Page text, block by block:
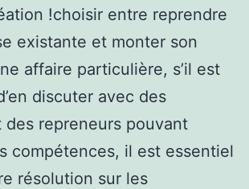
!choisir entre reprendre
existante et monter son
affaire particulière, s’il est
discuter avec des
des repreneurs pouvant
compétences, il est essentiel
résolution sur les